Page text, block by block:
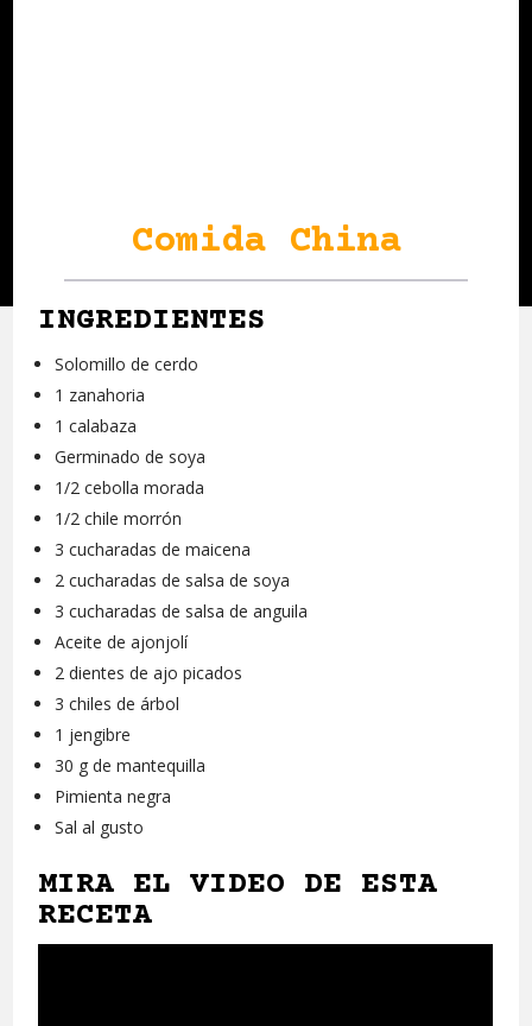
Comida China
INGREDIENTES
Solomillo de cerdo
1 zanahoria
1 calabaza
Germinado de soya
1/2 cebolla morada
1/2 chile morrón
3 cucharadas de maicena
2 cucharadas de salsa de soya
3 cucharadas de salsa de anguila
Aceite de ajonjolí
2 dientes de ajo picados
3 chiles de árbol
1 jengibre
30 g de mantequilla
Pimienta negra
Sal al gusto
MIRA EL VIDEO DE ESTA
RECETA